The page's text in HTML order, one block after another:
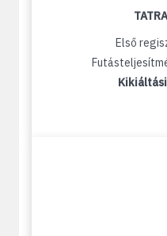
Első